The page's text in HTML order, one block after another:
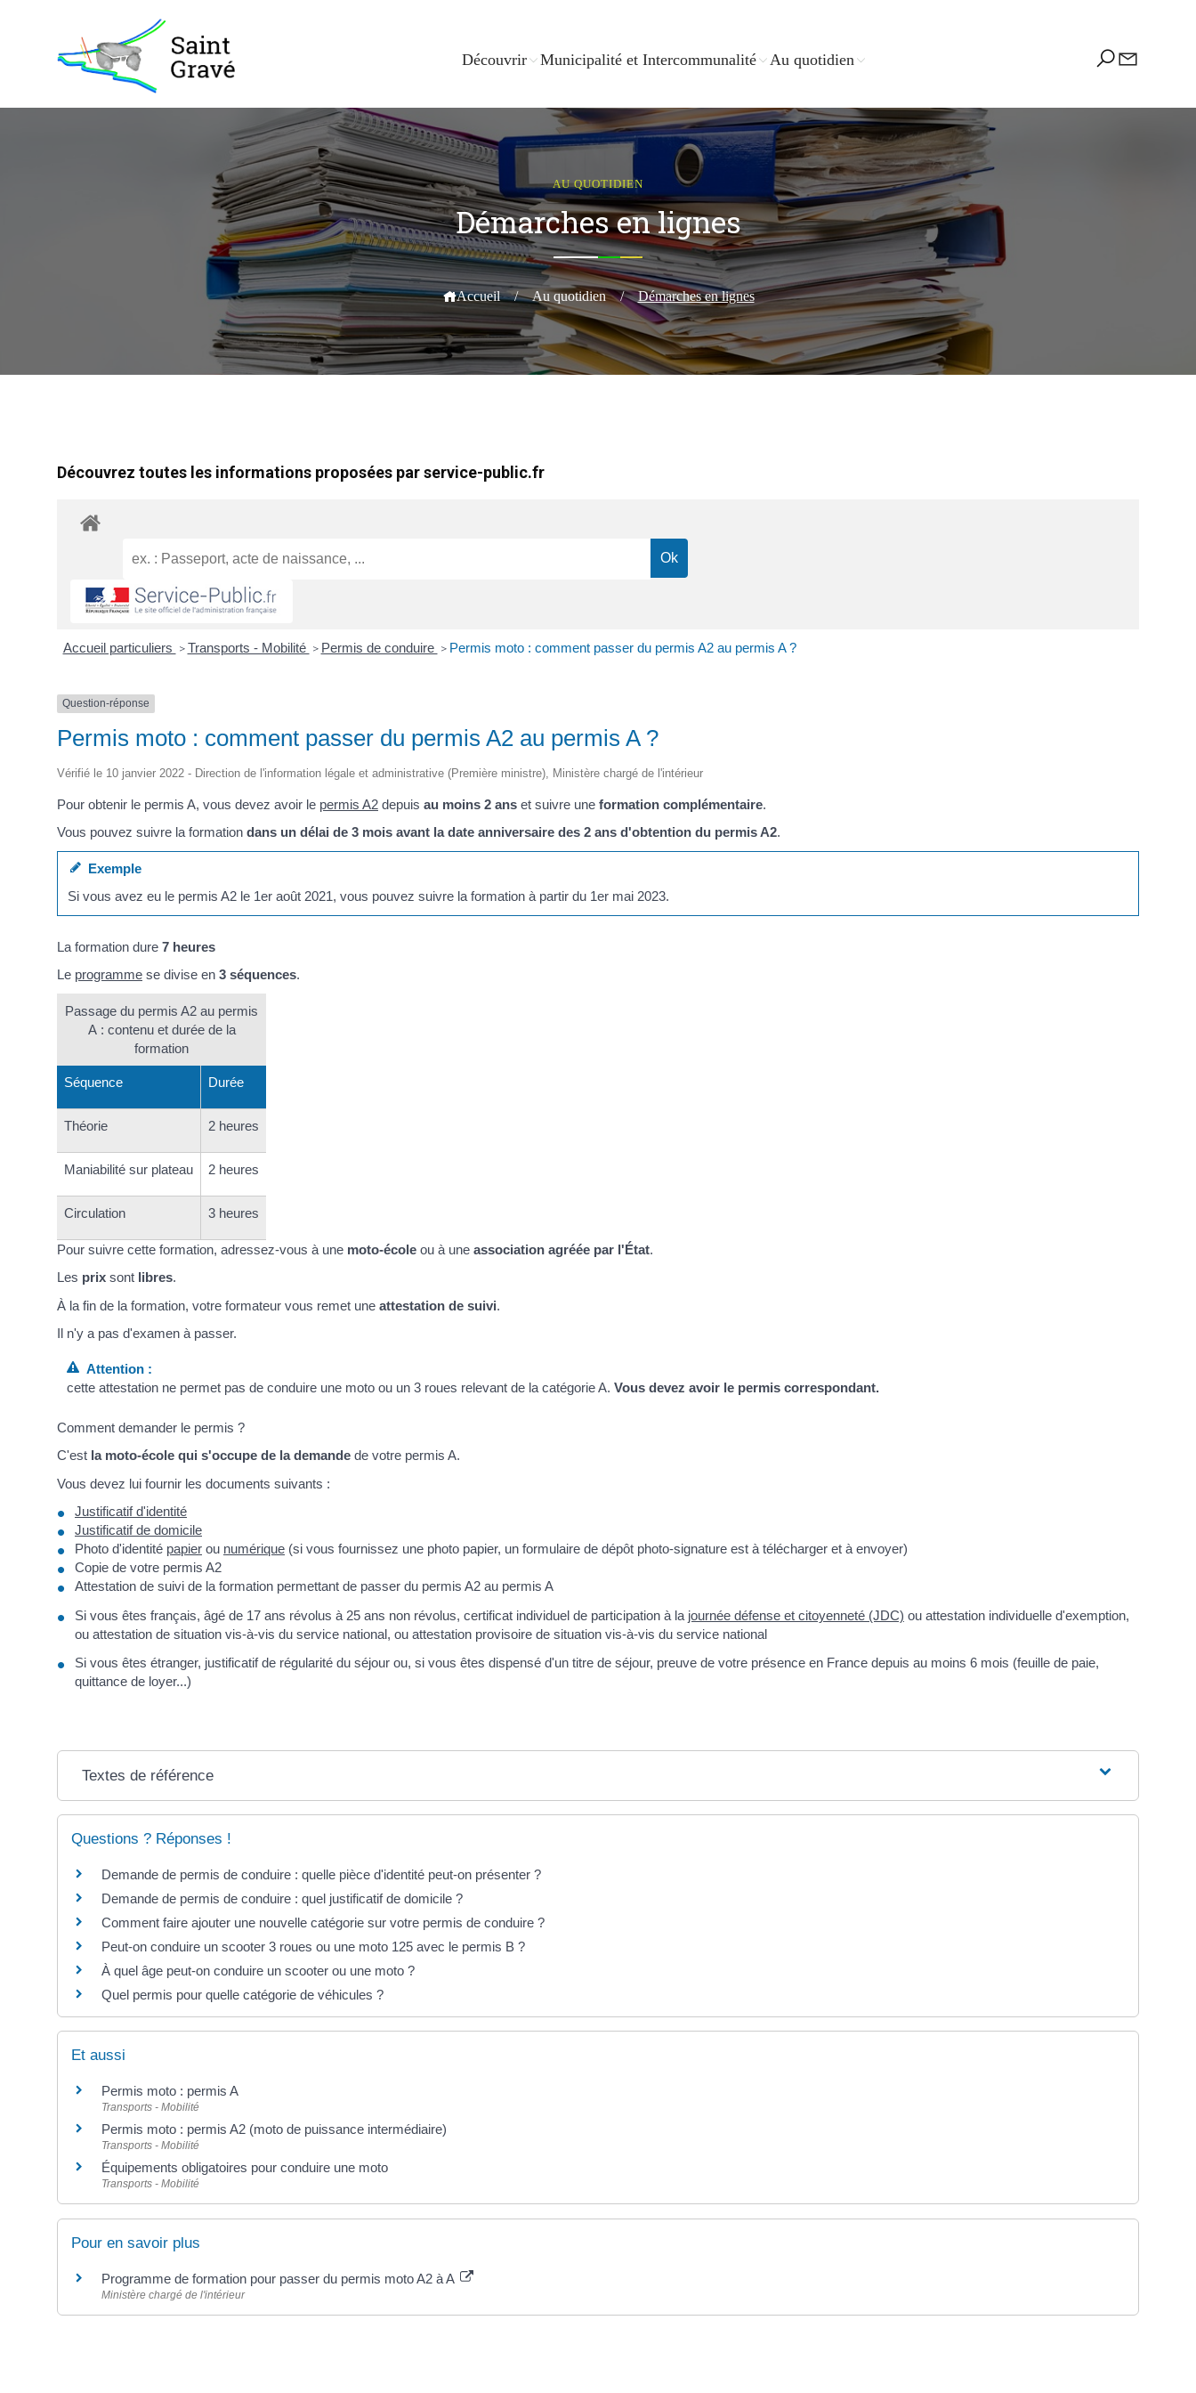
Découvrir Municipalité et Intercommunalité Au quotidien
AU QUOTIDIEN
Démarches en lignes
Accueil / Au quotidien / Démarches en lignes
Découvrez toutes les informations proposées par service-public.fr
Accueil particuliers > Transports - Mobilité > Permis de conduire > Permis moto : comment passer du permis A2 au permis A ?
Question-réponse
Permis moto : comment passer du permis A2 au permis A ?
Vérifié le 10 janvier 2022 - Direction de l'information légale et administrative (Première ministre), Ministère chargé de l'intérieur
Pour obtenir le permis A, vous devez avoir le permis A2 depuis au moins 2 ans et suivre une formation complémentaire.
Vous pouvez suivre la formation dans un délai de 3 mois avant la date anniversaire des 2 ans d'obtention du permis A2.
Exemple
Si vous avez eu le permis A2 le 1er août 2021, vous pouvez suivre la formation à partir du 1er mai 2023.
La formation dure 7 heures
Le programme se divise en 3 séquences.
Passage du permis A2 au permis
A : contenu et durée de la
formation
Séquence Durée
Théorie 2 heures
Maniabilité sur plateau 2 heures
Circulation 3 heures
Pour suivre cette formation, adressez-vous à une moto-école ou à une association agréée par l'État.
Les prix sont libres.
À la fin de la formation, votre formateur vous remet une attestation de suivi.
Il n'y a pas d'examen à passer.
Attention :
cette attestation ne permet pas de conduire une moto ou un 3 roues relevant de la catégorie A.Vous devez avoir le permis correspondant.
Comment demander le permis ?
C'est la moto-école qui s'occupe de la demande de votre permis A.
Vous devez lui fournir les documents suivants :
Justificatif d'identité
Justificatif de domicile
Photo d'identité papier ou numérique (si vous fournissez une photo papier, un formulaire de dépôt photo-signature est à télécharger et à envoyer)
Copie de votre permis A2
Attestation de suivi de la formation permettant de passer du permis A2 au permis A
Si vous êtes français, âgé de 17 ans révolus à 25 ans non révolus, certificat individuel de participation à la journée défense et citoyenneté (JDC) ou attestation individuelle d'exemption,
ou attestation de situation vis-à-vis du service national, ou attestation provisoire de situation vis-à-vis du service national
Si vous êtes étranger, justificatif de régularité du séjour ou, si vous êtes dispensé d'un titre de séjour, preuve de votre présence en France depuis au moins 6 mois (feuille de paie,
quittance de loyer...)
Textes de référence
Questions ? Réponses !
Demande de permis de conduire : quelle pièce d'identité peut-on présenter ?
Demande de permis de conduire : quel justificatif de domicile ?
Comment faire ajouter une nouvelle catégorie sur votre permis de conduire ?
Peut-on conduire un scooter 3 roues ou une moto 125 avec le permis B ?
À quel âge peut-on conduire un scooter ou une moto ?
Quel permis pour quelle catégorie de véhicules ?
Et aussi
Permis moto : permis A
Transports - Mobilité
Permis moto : permis A2 (moto de puissance intermédiaire)
Transports - Mobilité
Équipements obligatoires pour conduire une moto
Transports - Mobilité
Pour en savoir plus
Programme de formation pour passer du permis moto A2 à A
Ministère chargé de l'intérieur